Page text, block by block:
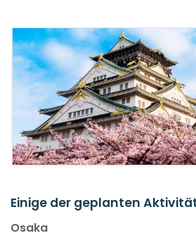
Einige der geplanten
Osaka